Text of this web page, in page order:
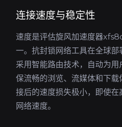
连接速度与稳定性
速度是评估旋风加速度器
一。抗封锁网络工具在全球部
采用智能路由技术，自动为
保流畅的浏览、流媒体和下
接后的速度损失极小，即使
网络速度。